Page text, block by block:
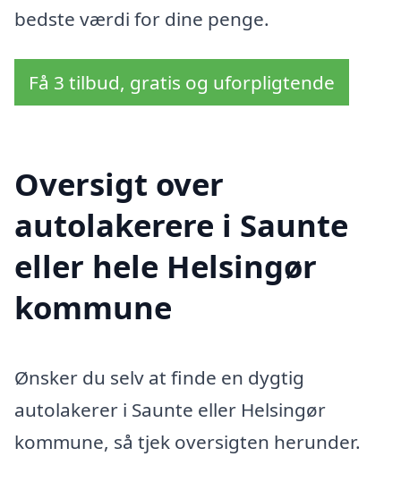
bedste værdi for dine penge.
Få 3 tilbud, gratis og uforpligtende
Oversigt over
autolakerere i Saunte
eller hele Helsingør
kommune
Ønsker du selv at finde en dygtig
autolakerer i Saunte eller Helsingør
kommune, så tjek oversigten herunder.